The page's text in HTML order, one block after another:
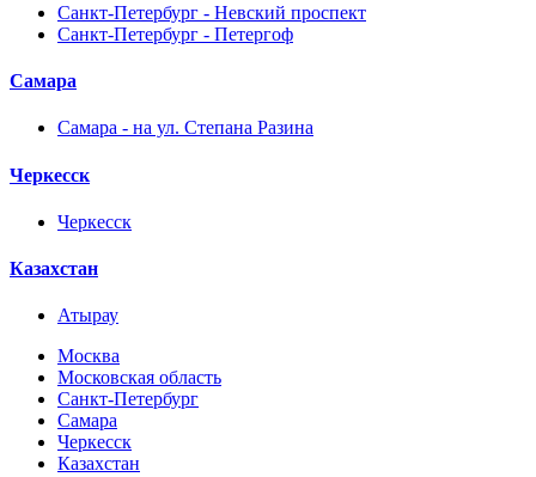
Санкт-Петербург - Невский проспект
Санкт-Петербург - Петергоф
Самара
Самара - на ул. Степана Разина
Черкесск
Черкесск
Казахстан
Атырау
Москва
Московская область
Санкт-Петербург
Самара
Черкесск
Казахстан